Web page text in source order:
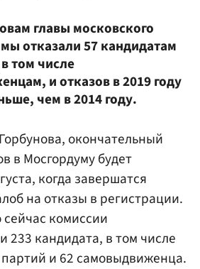
главы московского
отказали 57 кандидатам
том числе
и отказов в 2019 году
чем в 2014 году.
окончательный
в Мосгордуму будет
когда завершатся
на отказы в регистрации.
комиссии
233 кандидата, в том числе
и 62 самовыдвиженца.